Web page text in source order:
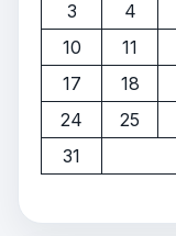
3
4
10
11
17
18
24
25
31